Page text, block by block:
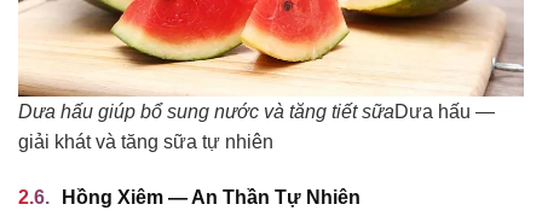
Dưa hấu giúp bổ sung nước và tăng tiết sữaDưa hấu —
giải khát và tăng sữa tự nhiên
Hồng Xiêm — An Thần Tự Nhiên